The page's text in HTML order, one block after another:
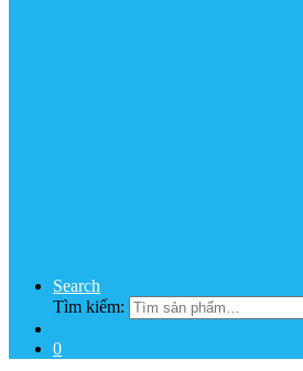
Search
Tìm kiếm:
0